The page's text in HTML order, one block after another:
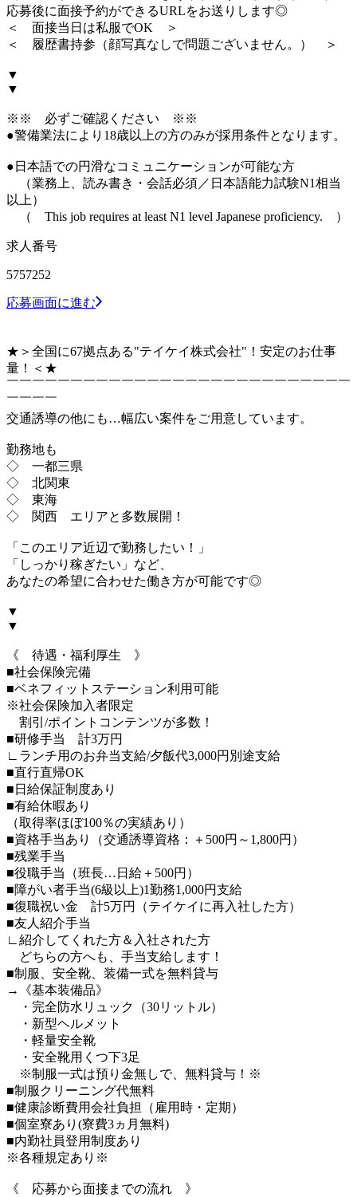
応募後に面接予約ができるURLをお送りします◎
＜ 面接当日は私服でOK ＞
＜ 履歴書持参（顔写真なしで問題ございません。） ＞
▼
▼
※※ 必ずご確認ください ※※
●警備業法により18歳以上の方のみが採用条件となります。
●日本語での円滑なコミュニケーションが可能な方
（業務上、読み書き・会話必須／日本語能力試験N1相当
以上）
（ This job requires at least N1 level Japanese proficiency. ）
求人番号
5757252
応募画面に進む
★＞全国に67拠点ある"テイケイ株式会社"！安定のお仕事
量！＜★
￣￣￣￣￣￣￣￣￣￣￣￣￣￣￣￣￣￣￣￣￣￣￣￣￣￣￣
￣￣￣￣
交通誘導の他にも…幅広い案件をご用意しています。
勤務地も
◇ 一都三県
◇ 北関東
◇ 東海
◇ 関西 エリアと多数展開！
「このエリア近辺で勤務したい！」
「しっかり稼ぎたい」など、
あなたの希望に合わせた働き方が可能です◎
▼
▼
《 待遇・福利厚生 》
■社会保険完備
■ベネフィットステーション利用可能
※社会保険加入者限定
割引/ポイントコンテンツが多数！
■研修手当 計3万円
∟ランチ用のお弁当支給/夕飯代3,000円別途支給
■直行直帰OK
■日給保証制度あり
■有給休暇あり
（取得率ほぼ100％の実績あり）
■資格手当あり（交通誘導資格：＋500円～1,800円）
■残業手当
■役職手当（班長…日給＋500円）
■障がい者手当(6級以上)1勤務1,000円支給
■復職祝い金 計5万円（テイケイに再入社した方）
■友人紹介手当
∟紹介してくれた方＆入社された方
どちらの方へも、手当支給します！
■制服、安全靴、装備一式を無料貸与
→《基本装備品》
・完全防水リュック（30リットル）
・新型ヘルメット
・軽量安全靴
・安全靴用くつ下3足
※制服一式は預り金無しで、無料貸与！※
■制服クリーニング代無料
■健康診断費用会社負担（雇用時・定期）
■個室寮あり(寮費3ヵ月無料)
■内勤社員登用制度あり
※各種規定あり※
《 応募から面接までの流れ 》